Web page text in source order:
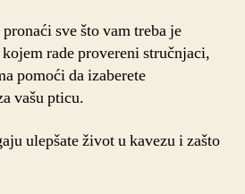
sve što vam treba je
kojem rade provereni stručnjaci,
pomoći da izaberete
vašu pticu.
ulepšate život u kavezu i zašto